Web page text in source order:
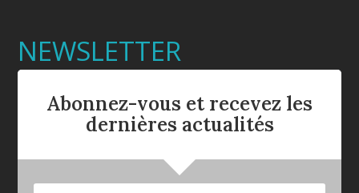
NEWSLETTER
Abonnez-vous et recevez les
dernières actualités